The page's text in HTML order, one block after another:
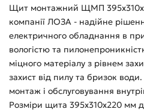
Щит монтажний ЩМП
компанії ЛОЗА - надійне
електричного обладнання в
вологістю та
міцного матеріалу з рівнем
захист від пилу та бризок
монтаж і обслуговування
Розміри щита 395х310х220 мм